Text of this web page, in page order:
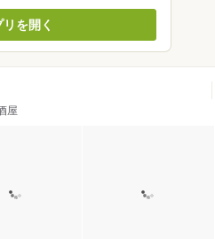
リを開く
屋